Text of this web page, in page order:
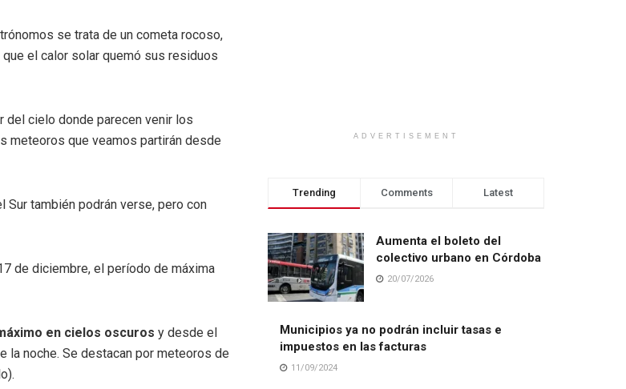
se trata de un cometa rocoso,
el calor solar quemó sus residuos
del cielo donde parecen venir los
meteoros que veamos partirán desde
también podrán verse, pero con
de diciembre, el período de máxima
en cielos oscuros y desde el
la noche. Se destacan por meteoros de
ADVERTISEMENT
Trending Comments Latest
Aumenta el boleto del
colectivo urbano en Córdoba
20/07/2026
Municipios ya no podrán incluir tasas e
impuestos en las facturas
11/09/2024